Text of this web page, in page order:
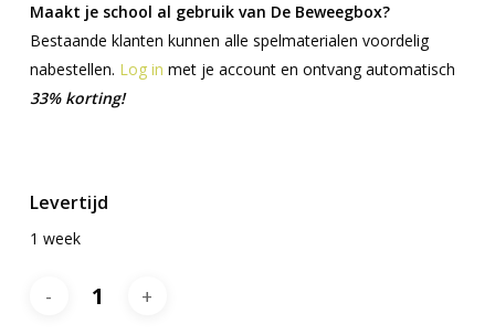
Maakt je school al gebruik van De Beweegbox?
Bestaande klanten kunnen alle spelmaterialen voordelig
nabestellen. Log in met je account en ontvang automatisch
33% korting!
Levertijd
1 week